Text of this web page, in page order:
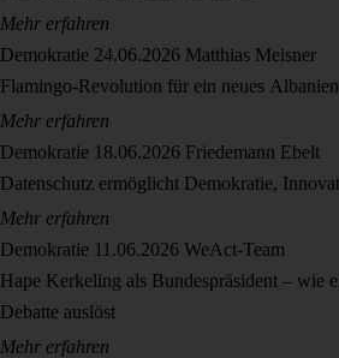
Mehr erfahren
Demokratie 24.06.2026 Matthias Meisner
Flamingo-Revolution für ein neues Albanien
Mehr erfahren
Demokratie 18.06.2026 Friedemann Ebelt
Datenschutz ermöglicht Demokratie,
Mehr erfahren
Demokratie 11.06.2026 WeAct-Team
Hape Kerkeling als Bundespräsident – wie
Debatte auslöst
Mehr erfahren